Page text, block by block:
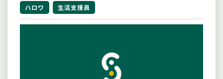
ハロワ 生活支援員